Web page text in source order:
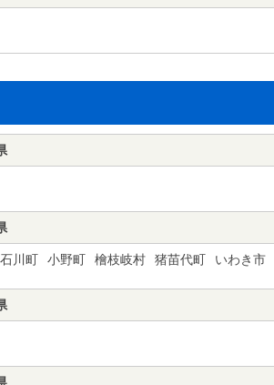
石川町 小野町 檜枝岐村 猪苗代町 いわき市